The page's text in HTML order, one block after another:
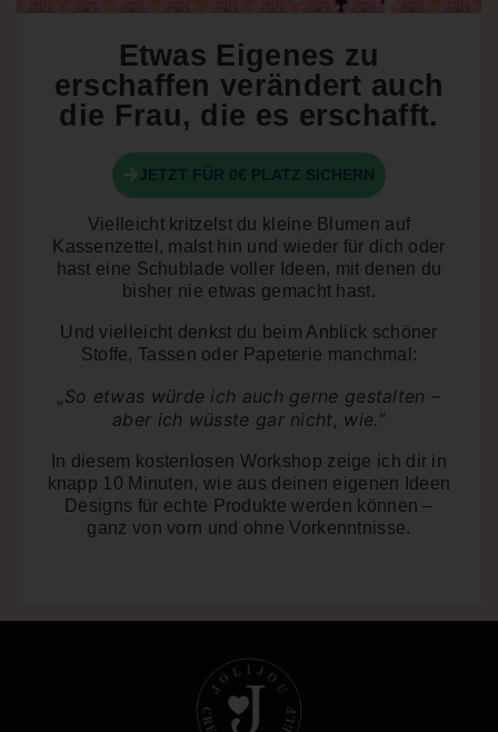
Etwas Eigenes zu
erschaffen verändert auch
die Frau, die es erschafft.
JETZT FÜR 0€ PLATZ SICHERN
Vielleicht kritzelst du kleine Blumen auf
Kassenzettel, malst hin und wieder für dich oder
hast eine Schublade voller Ideen, mit denen du
bisher nie etwas gemacht hast.
Und vielleicht denkst du beim Anblick schöner
Stoffe, Tassen oder Papeterie manchmal:
„So etwas würde ich auch gerne gestalten –
aber ich wüsste gar nicht, wie.“
In diesem kostenlosen Workshop zeige ich dir in
knapp 10 Minuten, wie aus deinen eigenen Ideen
Designs für echte Produkte werden können –
ganz von vorn und ohne Vorkenntnisse.